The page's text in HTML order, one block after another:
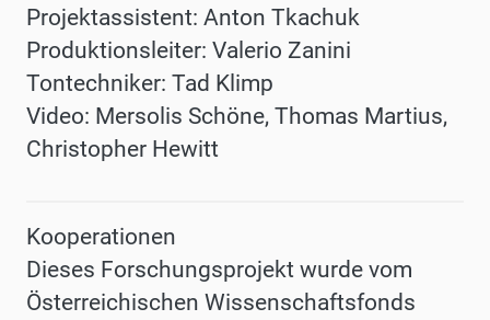
Projektassistent: Anton Tkachuk
Produktionsleiter: Valerio Zanini
Tontechniker: Tad Klimp
Video: Mersolis Schöne, Thomas Martius,
Christopher Hewitt
Kooperationen
Dieses Forschungsprojekt wurde vom
Österreichischen Wissenschaftsfonds